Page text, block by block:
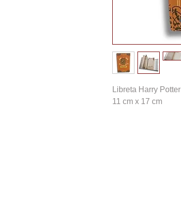
Libreta Harry Potter
11 cm x 17 cm